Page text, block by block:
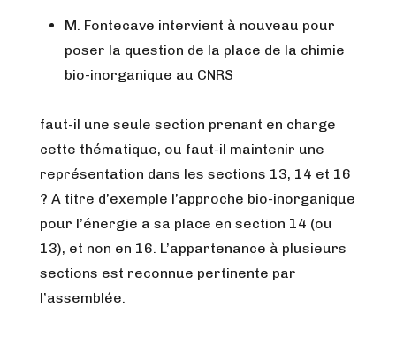
M. Fontecave intervient à nouveau pour
poser la question de la place de la chimie
bio-inorganique au CNRS
faut-il une seule section prenant en charge
cette thématique, ou faut-il maintenir une
représentation dans les sections 13, 14 et 16
? A titre d’exemple l’approche bio-inorganique
pour l’énergie a sa place en section 14 (ou
13), et non en 16. L’appartenance à plusieurs
sections est reconnue pertinente par
l’assemblée.